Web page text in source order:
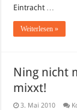
Eintracht …
Weiterlesen »
Ning nicht
mixxt!
3. Mai 2010